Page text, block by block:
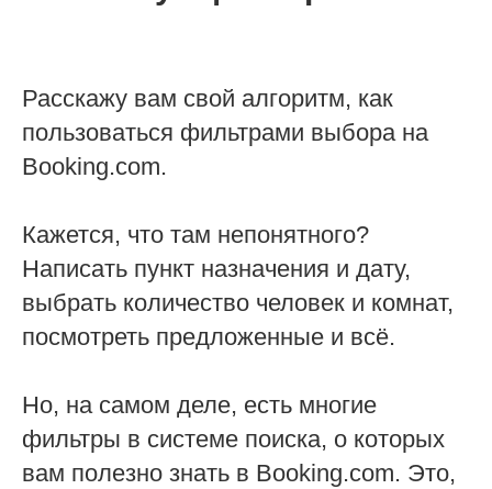
Расскажу вам свой алгоритм, как
пользоваться фильтрами выбора на
Booking.com.
Кажется, что там непонятного?
Написать пункт назначения и дату,
выбрать количество человек и комнат,
посмотреть предложенные и всё.
Но, на самом деле, есть многие
фильтры в системе поиска, о которых
вам полезно знать в Booking.com. Это,